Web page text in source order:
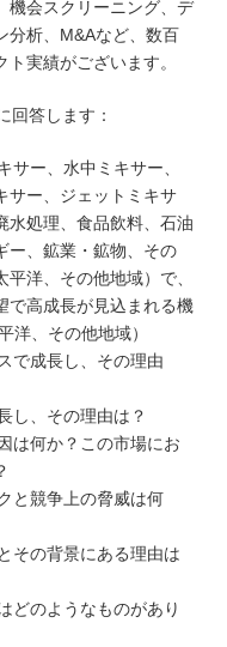
機会スクリーニング、デ
分析、M&Aなど、数百
実績がございます。
回答します：
サー、水中ミキサー、
サー、ジェットミキサ
水処理、食品飲料、石油
ー、鉱業・鉱物、その
洋、その他地域）で、
で高成長が見込まれる機
洋、その他地域）
で成長し、その理由
し、その理由は？
は何か？この市場にお
と競争上の脅威は何
その背景にある理由は
どのようなものがあり